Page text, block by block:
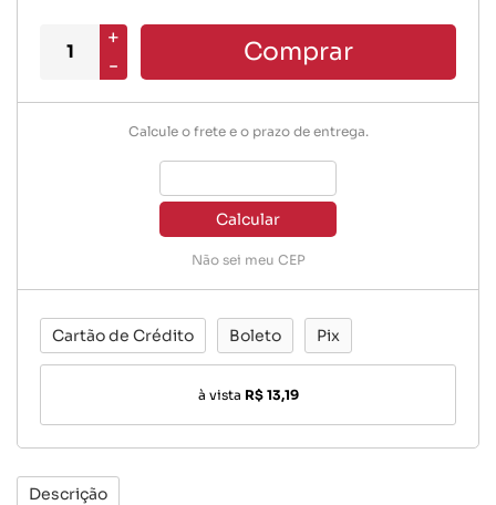
+
-
Comprar
Calcule o frete e o prazo de entrega.
Calcular
Não sei meu CEP
Cartão de Crédito Boleto Pix
à vista R$ 13,19
Descrição